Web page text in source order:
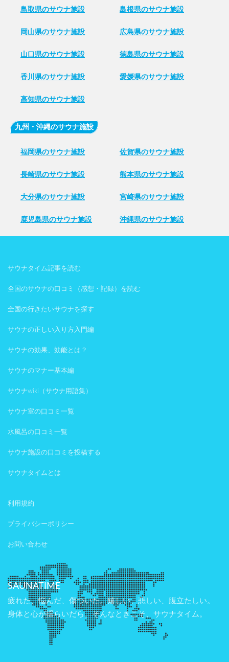
鳥取県のサウナ施設 島根県のサウナ施設
岡山県のサウナ施設 広島県のサウナ施設
山口県のサウナ施設 徳島県のサウナ施設
香川県のサウナ施設 愛媛県のサウナ施設
高知県のサウナ施設
九州・沖縄のサウナ施設
福岡県のサウナ施設 佐賀県のサウナ施設
長崎県のサウナ施設 熊本県のサウナ施設
大分県のサウナ施設 宮崎県のサウナ施設
鹿児島県のサウナ施設 沖縄県のサウナ施設
サウナタイム記事を読む
全国のサウナの口コミ（感想・記録）を読む
全国の行きたいサウナを探す
サウナの正しい入り方入門編
サウナの効果、効能とは？
サウナのマナー基本編
サウナwiki（サウナ用語集）
サウナ室の口コミ一覧
水風呂の口コミ一覧
サウナ施設の口コミを投稿する
サウナタイムとは
利用規約
プライバシーポリシー
お問い合わせ
SAUNATIME
疲れた、悩んだ、傷ついた。嬉しい、悲しい、腹立たしい。
身体と心が揺らいだら、そんなときこそ、サウナタイム。